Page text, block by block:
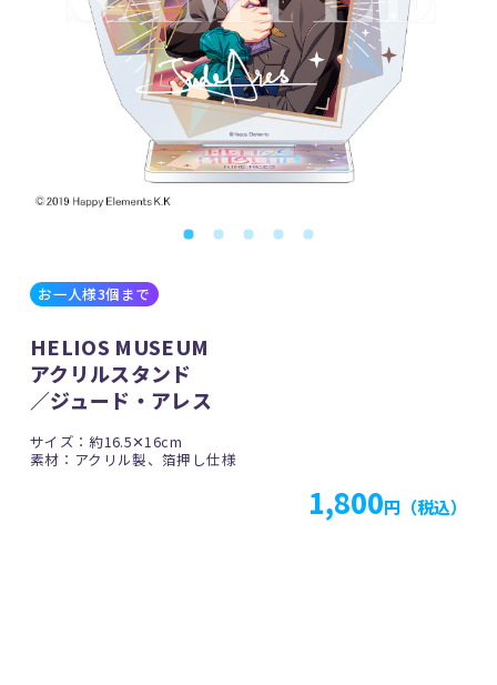
お一人様3個まで
HELIOS MUSEUM
アクリルスタンド
／ジュード・アレス
サイズ：約16.5✕16cm
素材：アクリル製、箔押し仕様
1,800円（税込）